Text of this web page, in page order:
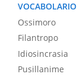
VOCABOLARIO
Ossimoro
Filantropo
Idiosincrasia
Pusillanime